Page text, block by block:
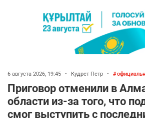
6 августа 2026, 19:45 • Кудрет Петр •
Приговор отменили в
области из-за того, что
смог выступить с